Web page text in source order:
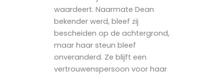
waardeert. Naarmate Dean
bekender werd, bleef zij
bescheiden op de achtergrond,
maar haar steun bleef
onveranderd. Ze blijft een
vertrouwenspersoon voor haar